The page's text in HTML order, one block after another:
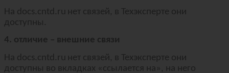
На docs.cntd . ru нет связей, в Техэксперте они
доступны.
4. отличие – внешние связи
На docs.cntd . ru нет связей, в Техэксперте они
доступны во вкладках «ссылается на», на него